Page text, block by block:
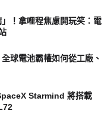
！拿哩程焦慮開玩笑：電
球電池霸權如何從工廠、
Starmind 將搭載